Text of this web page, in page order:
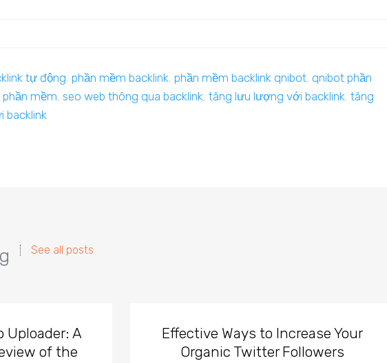
tự động, phần mềm backlink, phần mềm backlink qnibot, qnibot phần
mềm, seo web thông qua backlink, tăng lưu lượng với backlink, tăng
backlink
See all posts
Uploader: A
of the
Effective Ways to Increase Your
Organic Twitter Followers